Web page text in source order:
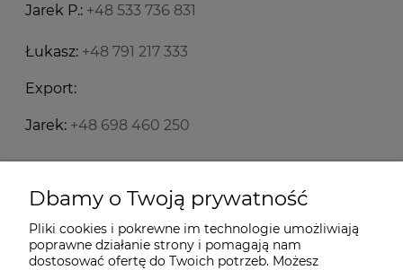
Jarek P.: +48 533 736 831
Łukasz: +48 791 217 333
Export:
Jarek: +48 698 460 250
Starecegly.com
Płatności i dostawa
Dbamy o Twoją prywatność
Pliki cookies i pokrewne im technologie umożliwiają
poprawne działanie strony i pomagają nam
dostosować ofertę do Twoich potrzeb. Możesz